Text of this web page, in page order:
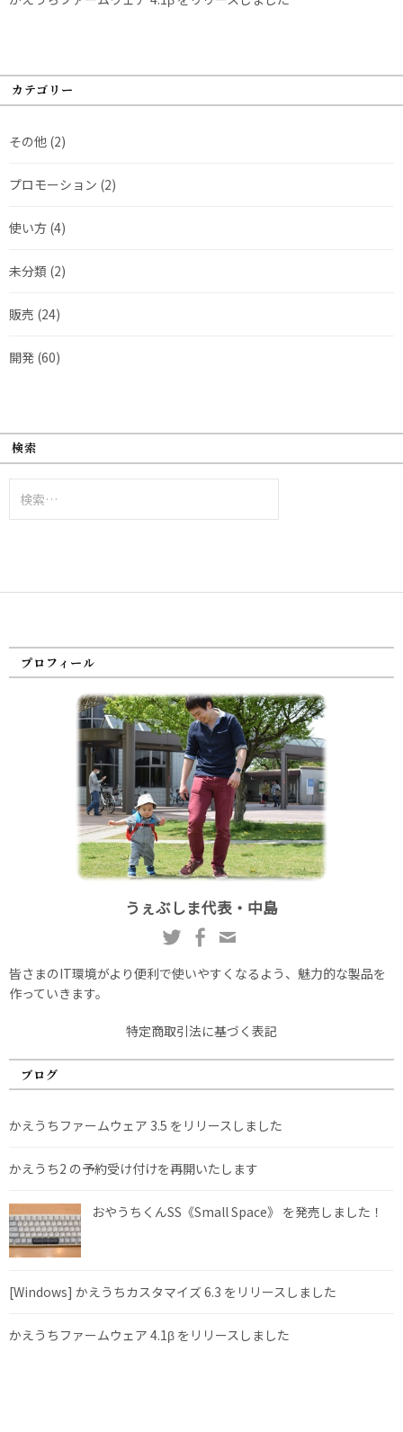
カテゴリー
その他 (2)
プロモーション (2)
使い方 (4)
未分類 (2)
販売 (24)
開発 (60)
検索
索:
プロフィール
うぇぶしま代表・中島
皆さまのIT環境がより便利で使いやすくなるよう、魅力的な製品を
作っていきます。
特定商取引法に基づく表記
ブログ
かえうちファームウェア 3.5 をリリースしました
かえうち2 の予約受け付けを再開いたします
おやうちくんSS《Small Space》 を発売しました！
[Windows] かえうちカスタマイズ 6.3 をリリースしました
かえうちファームウェア 4.1β をリリースしました